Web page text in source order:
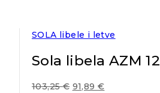
SOLA libele i letve
Sola libela AZM
103,25€ 91,89€